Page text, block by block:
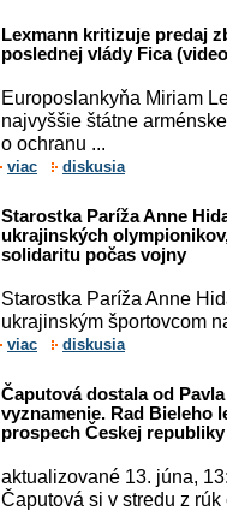
Lexmann kritizuje predaj
poslednej vlády Fica
Europoslankyňa Miriam
najvyššie štátne
o ochranu ...
viac diskusia
Starostka Paríža Anne
ukrajinských
solidaritu počas vojny
Starostka Paríža Anne
ukrajinským športovcom
viac diskusia
Čaputová dostala od
vyznamenie. Rad Bieleho
prospech Českej republiky
aktualizované 13. júna,
Čaputová si v stredu z